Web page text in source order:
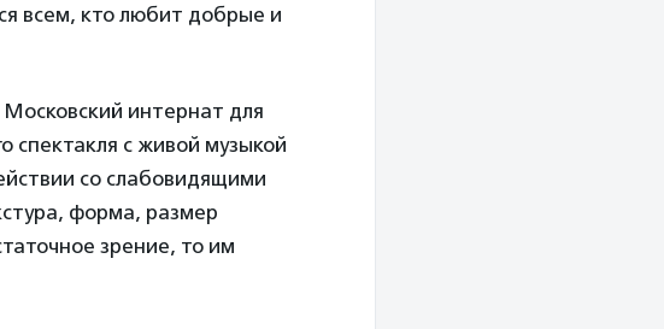
всем, кто любит добрые и
интернат для
спектакля с живой музыкой
со слабовидящими
форма, размер
зрение, то им